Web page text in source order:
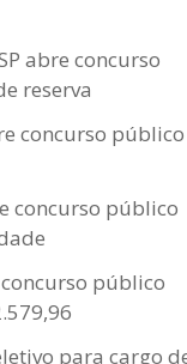
abre concurso
reserva
concurso público
concurso público
público
para cargo